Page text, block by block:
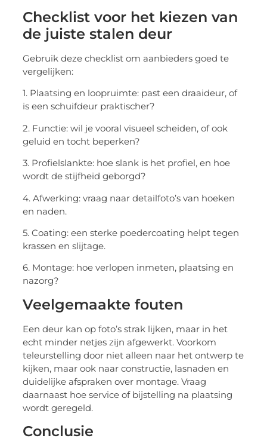
Checklist voor het kiezen van
de juiste stalen deur
Gebruik deze checklist om aanbieders goed te
vergelijken:
1. Plaatsing en loopruimte: past een draaideur, of
is een schuifdeur praktischer?
2. Functie: wil je vooral visueel scheiden, of ook
geluid en tocht beperken?
3. Profielslankte: hoe slank is het profiel, en hoe
wordt de stijfheid geborgd?
4. Afwerking: vraag naar detailfoto’s van hoeken
en naden.
5. Coating: een sterke poedercoating helpt tegen
krassen en slijtage.
6. Montage: hoe verlopen inmeten, plaatsing en
nazorg?
Veelgemaakte fouten
Een deur kan op foto’s strak lijken, maar in het
echt minder netjes zijn afgewerkt. Voorkom
teleurstelling door niet alleen naar het ontwerp te
kijken, maar ook naar constructie, lasnaden en
duidelijke afspraken over montage. Vraag
daarnaast hoe service of bijstelling na plaatsing
wordt geregeld.
Conclusie